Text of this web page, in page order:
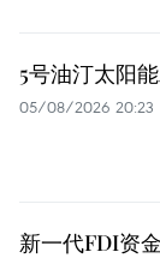
5号油汀太阳
05/08/2026 20:23
新一代FDI资